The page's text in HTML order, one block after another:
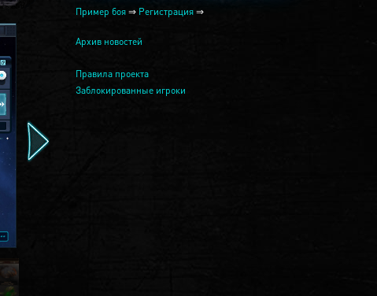
Пример боя ⇒ Регистрация ⇒
Архив новостей
Правила проекта
Заблокированные игроки